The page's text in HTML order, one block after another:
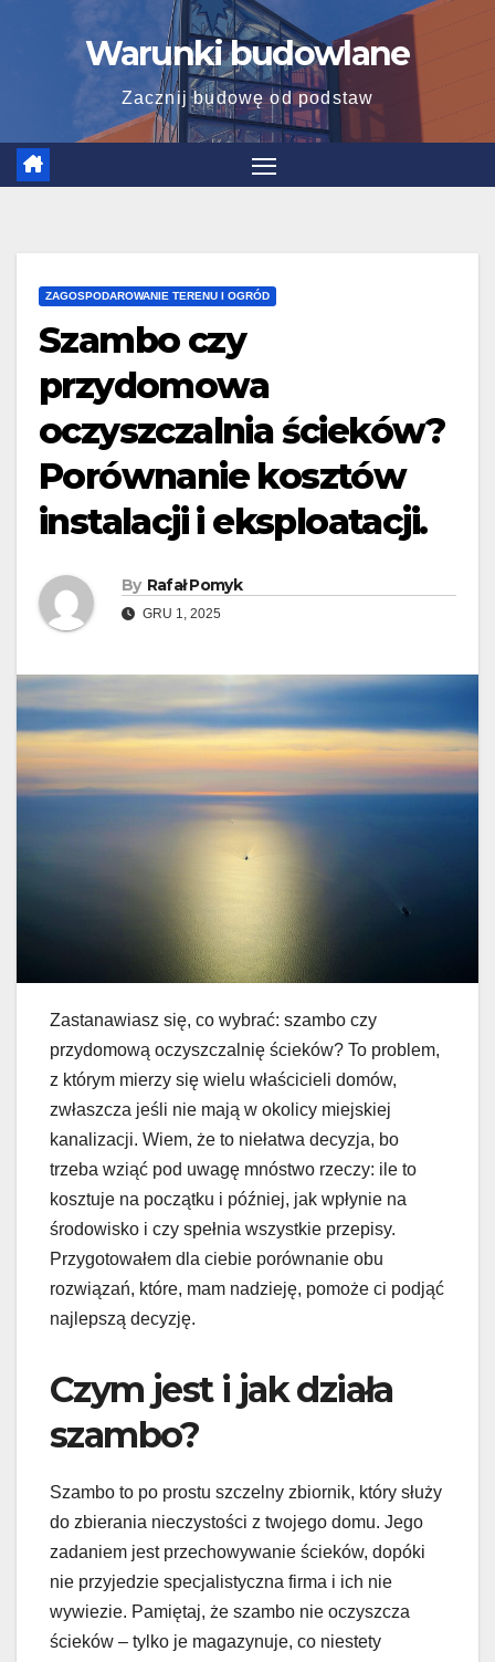
Warunki budowlane
Zacznij budowę od podstaw
ZAGOSPODAROWANIE TERENU I OGRÓD
Szambo czy
przydomowa
oczyszczalnia ścieków?
Porównanie kosztów
instalacji i eksploatacji.
By Rafał Pomyk
GRU 1, 2025
Zastanawiasz się, co wybrać: szambo czy
przydomową oczyszczalnię ścieków? To problem,
z którym mierzy się wielu właścicieli domów,
zwłaszcza jeśli nie mają w okolicy miejskiej
kanalizacji. Wiem, że to niełatwa decyzja, bo
trzeba wziąć pod uwagę mnóstwo rzeczy: ile to
kosztuje na początku i później, jak wpłynie na
środowisko i czy spełnia wszystkie przepisy.
Przygotowałem dla ciebie porównanie obu
rozwiązań, które, mam nadzieję, pomoże ci podjąć
najlepszą decyzję.
Czym jest i jak działa
szambo?
Szambo to po prostu szczelny zbiornik, który służy
do zbierania nieczystości z twojego domu. Jego
zadaniem jest przechowywanie ścieków, dopóki
nie przyjedzie specjalistyczna firma i ich nie
wywiezie. Pamiętaj, że szambo nie oczyszcza
ścieków – tylko je magazynuje, co niestety